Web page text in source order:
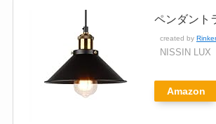
ペンダント
created by Rinker
NISSIN LUX
Amazon